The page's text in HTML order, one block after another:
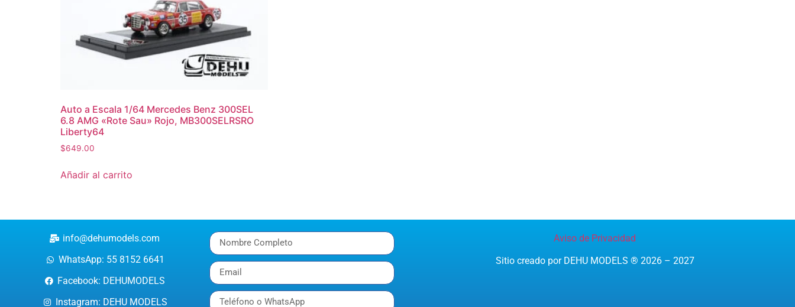
Auto a Escala 1/64 Mercedes Benz 300SEL
6.8 AMG «Rote Sau» Rojo, MB300SELRSRO
Liberty64
$649.00
Añadir al carrito
info@dehumodels.com
WhatsApp: 55 8152 6641
Facebook: DEHUMODELS
Instagram: DEHU MODELS
Aviso de Privacidad
Sitio creado por DEHU MODELS ® 2026 – 2027